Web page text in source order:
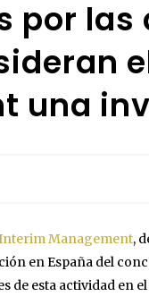
por
una
Management,
en España del
de esta actividad en